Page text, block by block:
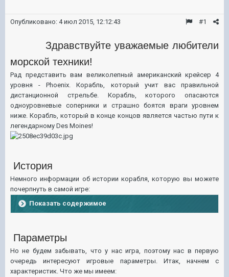
#1
Опубликовано: 4 июл 2015, 12:12:43
Здравствуйте уважаемые любители
морской техники!
Рад представить вам великолепный американский крейсер 4
уровня - Phoenix. Корабль, который учит вас правильной
дистанционной стрельбе. Корабль, которого опасаются
одноуровневые соперники и страшно боятся враги уровнем
ниже. Корабль, который в конце концов является частью пути к
легендарному Des Moines!
История
Немного информации об истории корабля, которую вы можете
почерпнуть в самой игре:
Показать содержимое
Параметры
Но не будем забывать, что у нас игра, поэтому нас в первую
очередь интересуют игровые параметры. Итак, начнем с
характеристик. Что же мы имеем: